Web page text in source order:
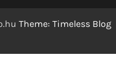
Theme: Timeless Blog